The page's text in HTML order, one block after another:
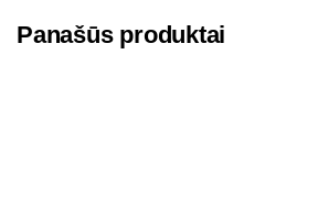
Panašūs produktai